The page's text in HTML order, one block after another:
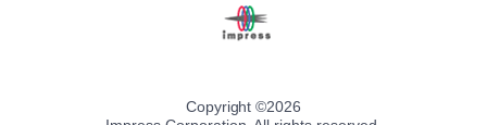
Copyright ©2026